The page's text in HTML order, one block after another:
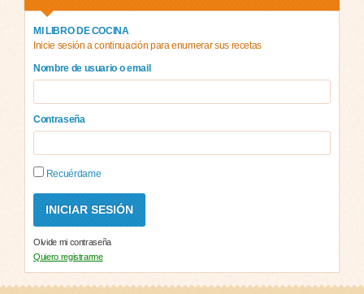
MI LIBRO DE COCINA
Inicie sesión a continuación para enumerar sus recetas
Nombre de usuario o email
Contraseña
Recuérdame
Olvide mi contraseña
Quiero registrarme